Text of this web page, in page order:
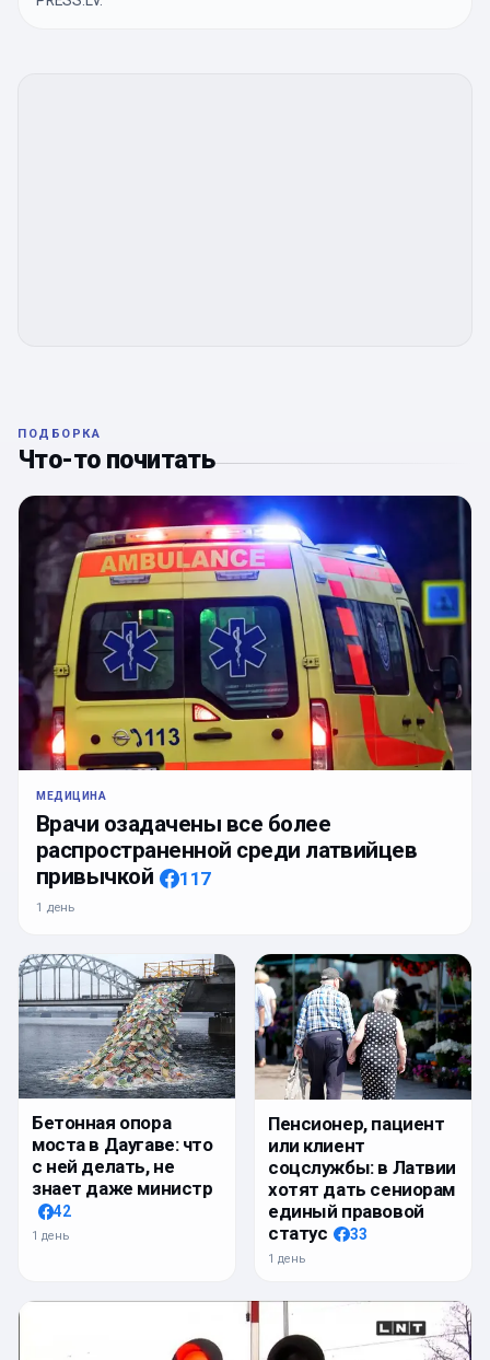
ПОДБОРКА
Что-то почитать
МЕДИЦИНА
Врачи озадачены все более
распространенной среди латвийцев
привычкой
117
1 день
Бетонная опора
моста в Даугаве: что
с ней делать, не
знает даже министр
42
1 день
Пенсионер, пациент
или клиент
соцслужбы: в Латвии
хотят дать сениорам
единый правовой
статус
33
1 день